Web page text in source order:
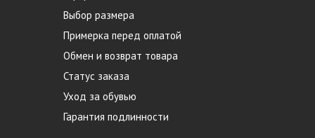
Выбор размера
Примерка перед оплатой
Обмен и возврат товара
Статус заказа
Уход за обувью
Гарантия подлинности